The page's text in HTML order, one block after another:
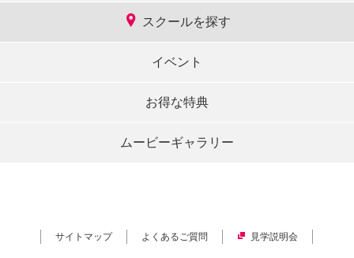
スクールを探す
イベント
お得な特典
ムービーギャラリー
サイトマップ よくあるご質問 見学説明会